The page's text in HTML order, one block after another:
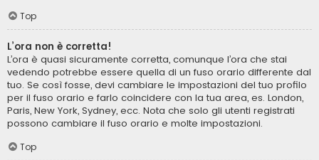
Top
L’ora non è corretta!
L’ora è quasi sicuramente corretta, comunque l’ora che stai
vedendo potrebbe essere quella di un fuso orario differente dal
tuo. Se così fosse, devi cambiare le impostazioni del tuo profilo
per il fuso orario e farlo coincidere con la tua area, es. London,
Paris, New York, Sydney, ecc. Nota che solo gli utenti registrati
possono cambiare il fuso orario e molte impostazioni.
Top